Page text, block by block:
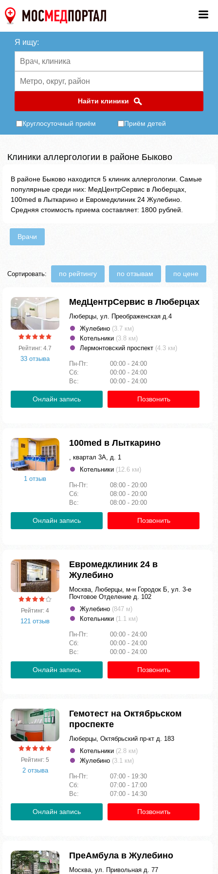
Я ищу:
Найти клиники
Круглосуточный приём Приём детей
Клиники аллергологии в районе Быково
В районе Быково находится 5 клиник аллергологии. Самые
популярные среди них: МедЦентрСервис в Люберцах,
100med в Лыткарино и Евромедклиник 24 Жулебино.
Средняя стоимость приема составляет: 1800 рублей.
Врачи
Сортировать: по рейтингу по отзывам по цене
Рейтинг: 4.7
33 отзыва
МедЦентрСервис в Люберцах
Люберцы, ул. Преображенская д.4
Жулебино (3.7 км)
Котельники (3.8 км)
Лермонтовский проспект (4.3 км)
Пн-Пт:
00:00 - 24:00
Сб:
00:00 - 24:00
Вс:
00:00 - 24:00
Онлайн запись Позвонить
1 отзыв
100med в Лыткарино
, квартал 3А, д. 1
Котельники (12.6 км)
Пн-Пт:
08:00 - 20:00
Сб:
08:00 - 20:00
Вс:
08:00 - 20:00
Онлайн запись Позвонить
Рейтинг: 4
121 отзыв
Евромедклиник 24 в
Жулебино
Москва, Люберцы, м-н Городок Б, ул. 3-е
Почтовое Отделение д. 102
Жулебино (847 м)
Котельники (1.1 км)
Пн-Пт:
00:00 - 24:00
Сб:
00:00 - 24:00
Вс:
00:00 - 24:00
Онлайн запись Позвонить
Рейтинг: 5
2 отзыва
Гемотест на Октябрьском
проспекте
Люберцы, Октябрьский пр-кт д. 183
Котельники (2.8 км)
Жулебино (3.1 км)
Пн-Пт:
07:00 - 19:30
Сб:
07:00 - 17:00
Вс:
07:00 - 14:30
Онлайн запись Позвонить
ПреАмбула в Жулебино
Москва, ул. Привольная д. 77